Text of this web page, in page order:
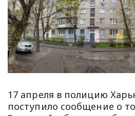
17 апреля в полицию
поступило сообщение о